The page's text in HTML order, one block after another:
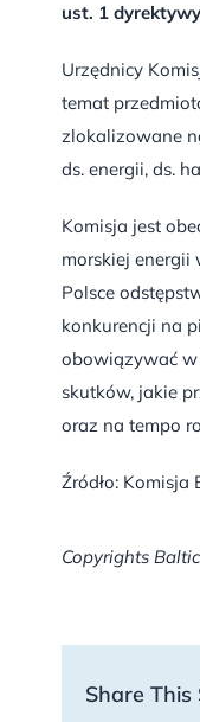
ust. 1
Urzędnicy
temat
zlokalizowane
ds. energii, ds.
Komisja jest
morskiej
Polsce
konkurencji na
obowiązywać w
skutków, jakie
oraz na tempo
Źródło: Komisja
Copyrights
Share This